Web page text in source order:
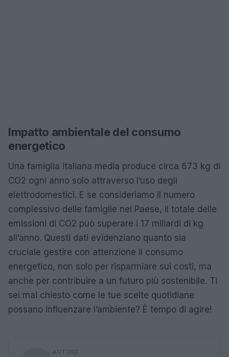
Impatto ambientale del consumo
energetico
Una famiglia italiana media produce circa 673 kg di
CO2 ogni anno solo attraverso l’uso degli
elettrodomestici. E se consideriamo il numero
complessivo delle famiglie nel Paese, il totale delle
emissioni di CO2 può superare i 17 miliardi di kg
all’anno. Questi dati evidenziano quanto sia
cruciale gestire con attenzione il consumo
energetico, non solo per risparmiare sui costi, ma
anche per contribuire a un futuro più sostenibile. Ti
sei mai chiesto come le tue scelte quotidiane
possano influenzare l’ambiente? È tempo di agire!
AUTORE